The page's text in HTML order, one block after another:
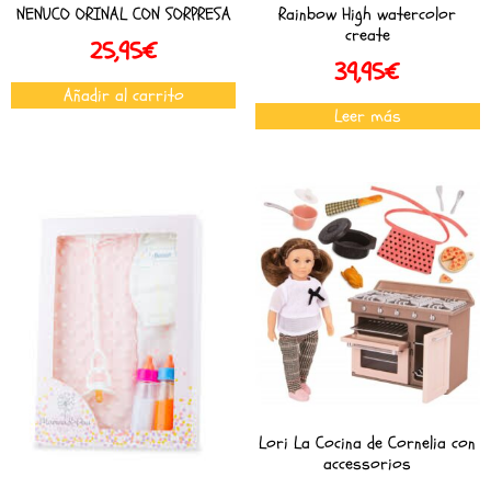
NENUCO ORINAL CON SORPRESA
25,95€
Añadir al carrito
Rainbow High watercolor
create
39,95€
Leer más
Lori La Cocina de Cornelia con
accessorios